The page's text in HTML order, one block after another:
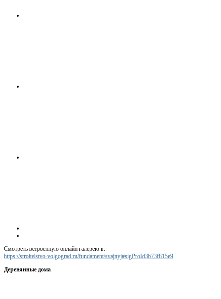
Смотреть встроенную онлайн галерею в:
https://stroitelstvo-volgograd.ru/fundament/svajnyj#sigProId3b73f815e9
Деревянные дома